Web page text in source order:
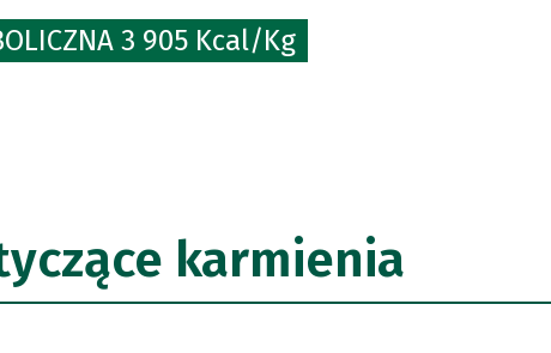
3 905 Kcal/Kg
karmienia